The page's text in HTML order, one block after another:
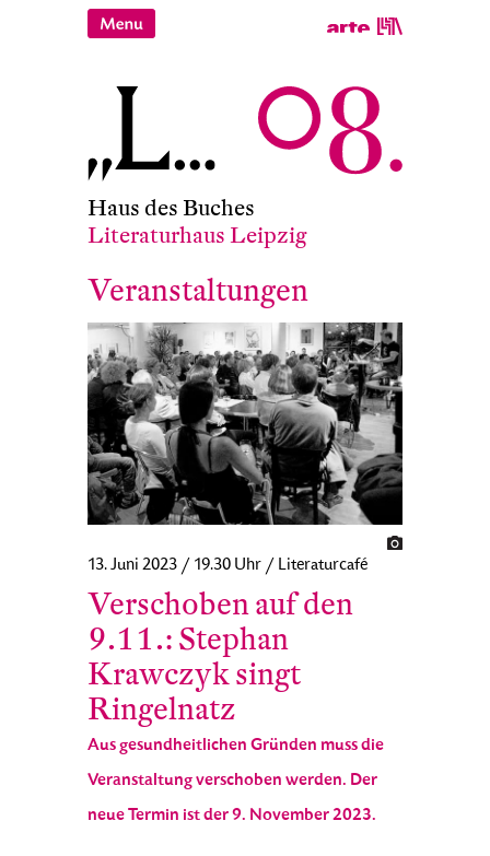
Haus des Buches
Literaturhaus Leipzig
Veranstaltungen
13. Juni 2023 / 19.30 Uhr / Literaturcafé
Verschoben auf den
9.11.: Stephan
Krawczyk singt
Ringelnatz
Aus gesundheitlichen Gründen muss die
Veranstaltung verschoben werden. Der
neue Termin ist der 9. November 2023.